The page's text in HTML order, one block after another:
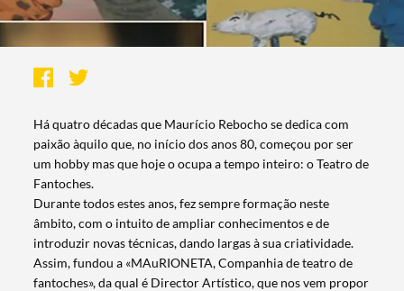
Há quatro décadas que Maurício Rebocho se dedica com
paixão àquilo que, no início dos anos 80, começou por ser
um hobby mas que hoje o ocupa a tempo inteiro: o Teatro de
Fantoches.
Durante todos estes anos, fez sempre formação neste
âmbito, com o intuito de ampliar conhecimentos e de
introduzir novas técnicas, dando largas à sua criatividade.
Assim, fundou a «MAuRIONETA, Companhia de teatro de
fantoches», da qual é Director Artístico, que nos vem propor